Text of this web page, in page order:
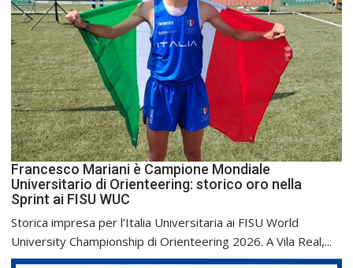
Francesco Mariani è Campione Mondiale
Universitario di Orienteering: storico oro nella
Sprint ai FISU WUC
Storica impresa per l’Italia Universitaria ai FISU World
University Championship di Orienteering 2026. A Vila Real,...